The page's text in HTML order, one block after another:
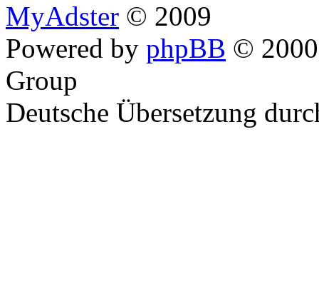
MyAdster © 2009
Powered by phpBB ©
Group
Deutsche Übersetzung